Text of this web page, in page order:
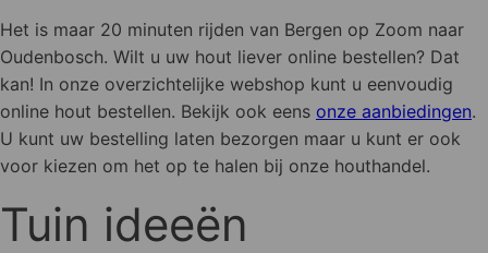
Het is maar 20 minuten rijden van Bergen op Zoom naar
Oudenbosch. Wilt u uw hout liever online bestellen? Dat
kan! In onze overzichtelijke webshop kunt u eenvoudig
online hout bestellen. Bekijk ook eens onze aanbiedingen.
U kunt uw bestelling laten bezorgen maar u kunt er ook
voor kiezen om het op te halen bij onze houthandel.
Tuin ideeën